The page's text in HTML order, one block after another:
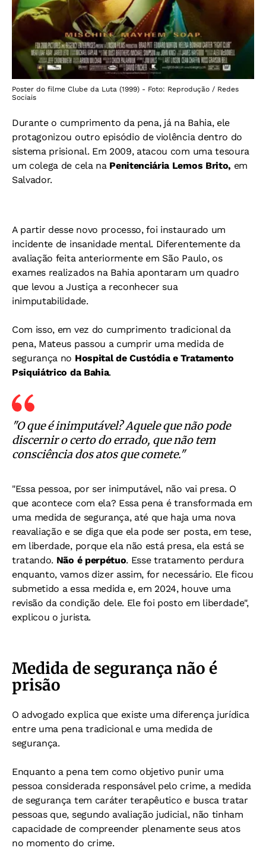
Poster do filme Clube da Luta (1999) - Foto: Reprodução / Redes
Sociais
Durante o cumprimento da pena, já na Bahia, ele
protagonizou outro episódio de violência dentro do
sistema prisional. Em 2009, atacou com uma tesoura
um colega de cela na Penitenciária Lemos Brito, em
Salvador.
A partir desse novo processo, foi instaurado um
incidente de insanidade mental. Diferentemente da
avaliação feita anteriormente em São Paulo, os
exames realizados na Bahia apontaram um quadro
que levou a Justiça a reconhecer sua
inimputabilidade.
Com isso, em vez do cumprimento tradicional da
pena, Mateus passou a cumprir uma medida de
segurança no Hospital de Custódia e Tratamento
Psiquiátrico da Bahia.
"O que é inimputável? Aquele que não pode
discernir o certo do errado, que não tem
consciência dos atos que comete."
"Essa pessoa, por ser inimputável, não vai presa. O
que acontece com ela? Essa pena é transformada em
uma medida de segurança, até que haja uma nova
reavaliação e se diga que ela pode ser posta, em tese,
em liberdade, porque ela não está presa, ela está se
tratando. Não é perpétuo. Esse tratamento perdura
enquanto, vamos dizer assim, for necessário. Ele ficou
submetido a essa medida e, em 2024, houve uma
revisão da condição dele. Ele foi posto em liberdade",
explicou o jurista.
Medida de segurança não é
prisão
O advogado explica que existe uma diferença jurídica
entre uma pena tradicional e uma medida de
segurança.
Enquanto a pena tem como objetivo punir uma
pessoa considerada responsável pelo crime, a medida
de segurança tem caráter terapêutico e busca tratar
pessoas que, segundo avaliação judicial, não tinham
capacidade de compreender plenamente seus atos
no momento do crime.